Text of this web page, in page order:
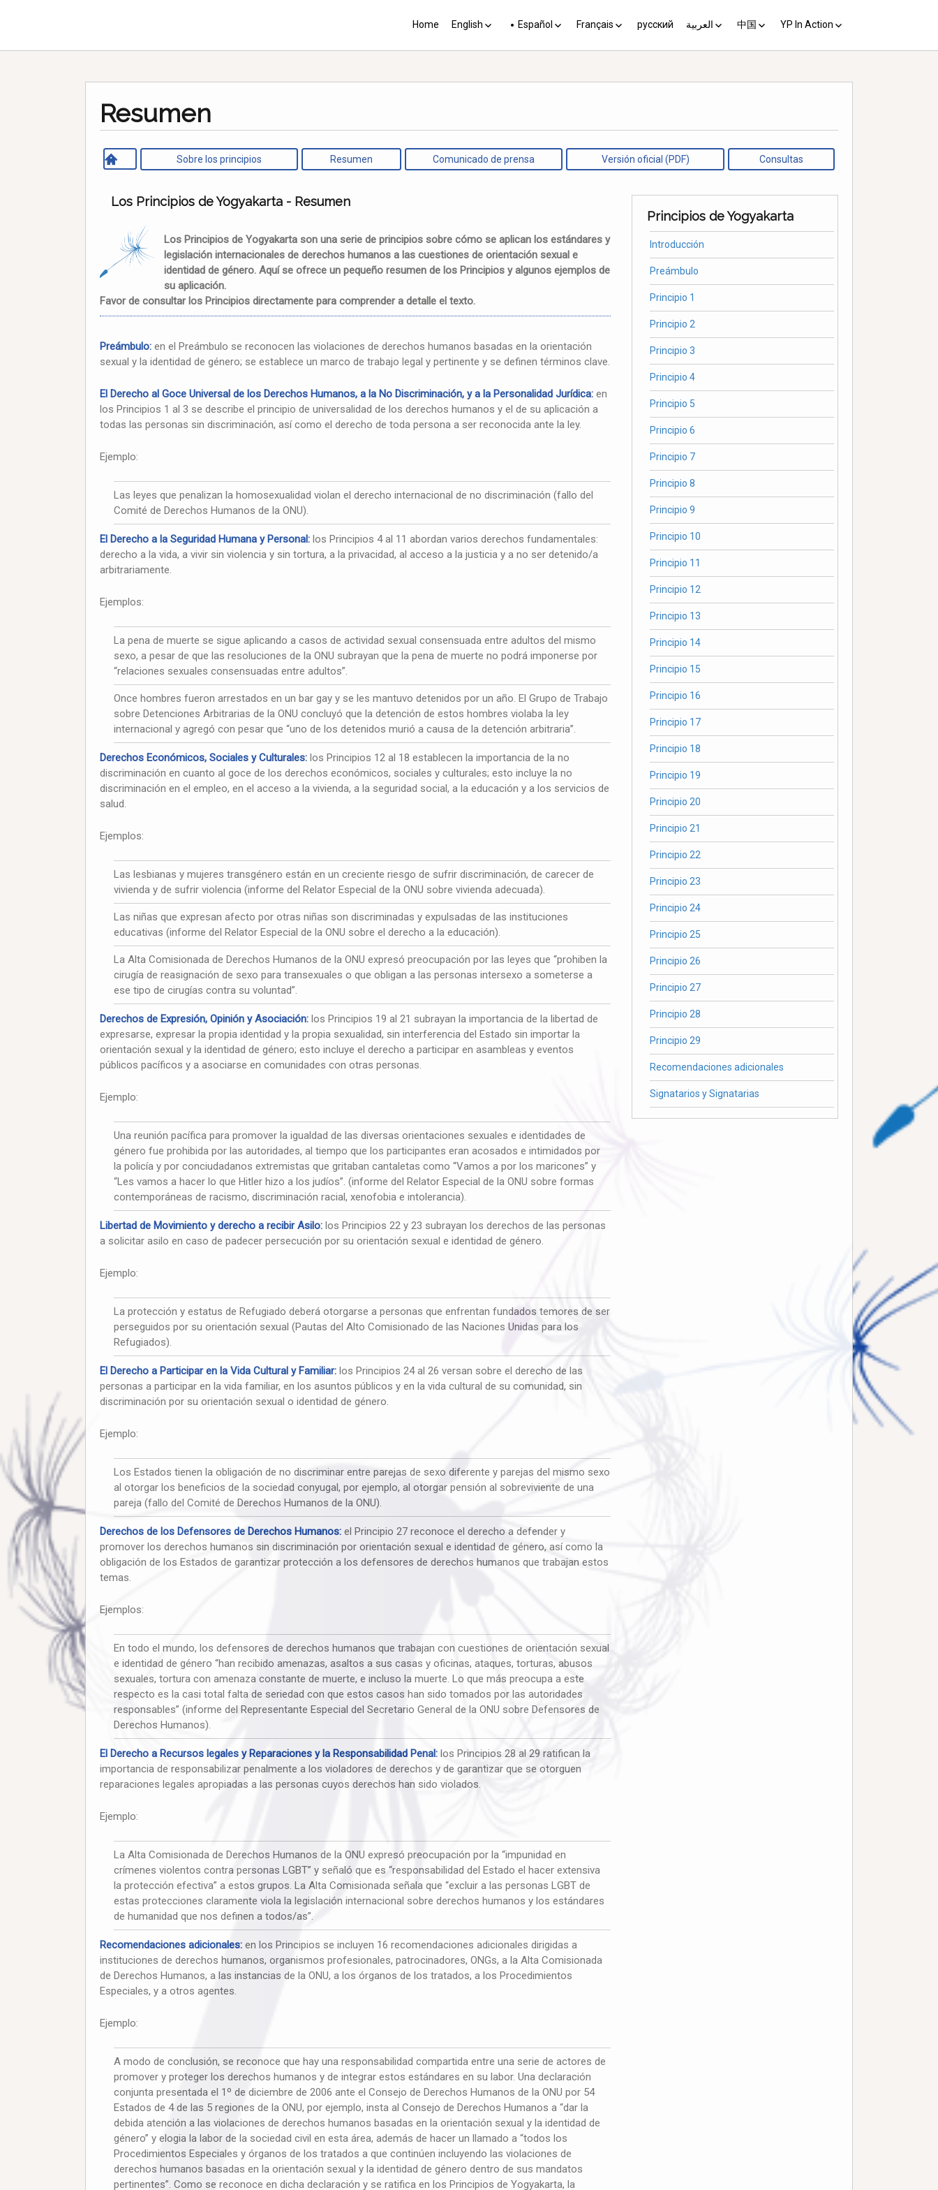
Home English Español Français русский العربية 中国 YP In Action
Download the Guide in your
Resumen
Sobre los principios Resumen Comunicado de prensa Versión oficial (PDF) Consultas
Los Principios de Yogyakarta - Resumen
Los Principios de Yogyakarta son una serie de principios sobre cómo se aplican los estándares y
legislación internacionales de derechos humanos a las cuestiones de orientación sexual e
identidad de género. Aquí se ofrece un pequeño resumen de los Principios y algunos ejemplos de
su aplicación.
Favor de consultar los Principios directamente para comprender a detalle el texto.
Preámbulo: en el Preámbulo se reconocen las violaciones de derechos humanos basadas en la orientación
sexual y la identidad de género; se establece un marco de trabajo legal y pertinente y se definen términos clave.
El Derecho al Goce Universal de los Derechos Humanos, a la No Discriminación, y a la Personalidad Jurídica: en
los Principios 1 al 3 se describe el principio de universalidad de los derechos humanos y el de su aplicación a
todas las personas sin discriminación, así como el derecho de toda persona a ser reconocida ante la ley.
Ejemplo:
Las leyes que penalizan la homosexualidad violan el derecho internacional de no discriminación (fallo del
Comité de Derechos Humanos de la ONU).
El Derecho a la Seguridad Humana y Personal: los Principios 4 al 11 abordan varios derechos fundamentales:
derecho a la vida, a vivir sin violencia y sin tortura, a la privacidad, al acceso a la justicia y a no ser detenido/a
arbitrariamente.
Ejemplos:
La pena de muerte se sigue aplicando a casos de actividad sexual consensuada entre adultos del mismo
sexo, a pesar de que las resoluciones de la ONU subrayan que la pena de muerte no podrá imponerse por
“relaciones sexuales consensuadas entre adultos”.
Once hombres fueron arrestados en un bar gay y se les mantuvo detenidos por un año. El Grupo de Trabajo
sobre Detenciones Arbitrarias de la ONU concluyó que la detención de estos hombres violaba la ley
internacional y agregó con pesar que “uno de los detenidos murió a causa de la detención arbitraria”.
Derechos Económicos, Sociales y Culturales: los Principios 12 al 18 establecen la importancia de la no
discriminación en cuanto al goce de los derechos económicos, sociales y culturales; esto incluye la no
discriminación en el empleo, en el acceso a la vivienda, a la seguridad social, a la educación y a los servicios de
salud.
Ejemplos:
Las lesbianas y mujeres transgénero están en un creciente riesgo de sufrir discriminación, de carecer de
vivienda y de sufrir violencia (informe del Relator Especial de la ONU sobre vivienda adecuada).
Las niñas que expresan afecto por otras niñas son discriminadas y expulsadas de las instituciones
educativas (informe del Relator Especial de la ONU sobre el derecho a la educación).
La Alta Comisionada de Derechos Humanos de la ONU expresó preocupación por las leyes que “prohiben la
cirugía de reasignación de sexo para transexuales o que obligan a las personas intersexo a someterse a
ese tipo de cirugías contra su voluntad”.
Derechos de Expresión, Opinión y Asociación: los Principios 19 al 21 subrayan la importancia de la libertad de
expresarse, expresar la propia identidad y la propia sexualidad, sin interferencia del Estado sin importar la
orientación sexual y la identidad de género; esto incluye el derecho a participar en asambleas y eventos
públicos pacíficos y a asociarse en comunidades con otras personas.
Ejemplo:
Una reunión pacífica para promover la igualdad de las diversas orientaciones sexuales e identidades de
género fue prohibida por las autoridades, al tiempo que los participantes eran acosados e intimidados por
la policía y por conciudadanos extremistas que gritaban cantaletas como “Vamos a por los maricones” y
“Les vamos a hacer lo que Hitler hizo a los judíos”. (informe del Relator Especial de la ONU sobre formas
contemporáneas de racismo, discriminación racial, xenofobia e intolerancia).
Libertad de Movimiento y derecho a recibir Asilo: los Principios 22 y 23 subrayan los derechos de las personas
a solicitar asilo en caso de padecer persecución por su orientación sexual e identidad de género.
Ejemplo:
La protección y estatus de Refugiado deberá otorgarse a personas que enfrentan fundados temores de ser
perseguidos por su orientación sexual (Pautas del Alto Comisionado de las Naciones Unidas para los
Refugiados).
El Derecho a Participar en la Vida Cultural y Familiar: los Principios 24 al 26 versan sobre el derecho de las
personas a participar en la vida familiar, en los asuntos públicos y en la vida cultural de su comunidad, sin
discriminación por su orientación sexual o identidad de género.
Ejemplo:
Los Estados tienen la obligación de no discriminar entre parejas de sexo diferente y parejas del mismo sexo
al otorgar los beneficios de la sociedad conyugal, por ejemplo, al otorgar pensión al sobreviviente de una
pareja (fallo del Comité de Derechos Humanos de la ONU).
Derechos de los Defensores de Derechos Humanos: el Principio 27 reconoce el derecho a defender y
promover los derechos humanos sin discriminación por orientación sexual e identidad de género, así como la
obligación de los Estados de garantizar protección a los defensores de derechos humanos que trabajan estos
temas.
Ejemplos:
En todo el mundo, los defensores de derechos humanos que trabajan con cuestiones de orientación sexual
e identidad de género “han recibido amenazas, asaltos a sus casas y oficinas, ataques, torturas, abusos
sexuales, tortura con amenaza constante de muerte, e incluso la muerte. Lo que más preocupa a este
respecto es la casi total falta de seriedad con que estos casos han sido tomados por las autoridades
responsables” (informe del Representante Especial del Secretario General de la ONU sobre Defensores de
Derechos Humanos).
El Derecho a Recursos legales y Reparaciones y la Responsabilidad Penal: los Principios 28 al 29 ratifican la
importancia de responsabilizar penalmente a los violadores de derechos y de garantizar que se otorguen
reparaciones legales apropiadas a las personas cuyos derechos han sido violados.
Ejemplo:
La Alta Comisionada de Derechos Humanos de la ONU expresó preocupación por la “impunidad en
crímenes violentos contra personas LGBT” y señaló que es “responsabilidad del Estado el hacer extensiva
la protección efectiva” a estos grupos. La Alta Comisionada señala que “excluir a las personas LGBT de
estas protecciones claramente viola la legislación internacional sobre derechos humanos y los estándares
de humanidad que nos definen a todos/as”.
Recomendaciones adicionales: en los Principios se incluyen 16 recomendaciones adicionales dirigidas a
instituciones de derechos humanos, organismos profesionales, patrocinadores, ONGs, a la Alta Comisionada
de Derechos Humanos, a las instancias de la ONU, a los órganos de los tratados, a los Procedimientos
Especiales, y a otros agentes.
Ejemplo:
A modo de conclusión, se reconoce que hay una responsabilidad compartida entre una serie de actores de
promover y proteger los derechos humanos y de integrar estos estándares en su labor. Una declaración
conjunta presentada el 1º de diciembre de 2006 ante el Consejo de Derechos Humanos de la ONU por 54
Estados de 4 de las 5 regiones de la ONU, por ejemplo, insta al Consejo de Derechos Humanos a “dar la
debida atención a las violaciones de derechos humanos basadas en la orientación sexual y la identidad de
género” y elogia la labor de la sociedad civil en esta área, además de hacer un llamado a “todos los
Procedimientos Especiales y órganos de los tratados a que continúen incluyendo las violaciones de
derechos humanos basadas en la orientación sexual y la identidad de género dentro de sus mandatos
pertinentes”. Como se reconoce en dicha declaración y se ratifica en los Principios de Yogyakarta, la
Principios de Yogyakarta
Introducción
Preámbulo
Principio 1
Principio 2
Principio 3
Principio 4
Principio 5
Principio 6
Principio 7
Principio 8
Principio 9
Principio 10
Principio 11
Principio 12
Principio 13
Principio 14
Principio 15
Principio 16
Principio 17
Principio 18
Principio 19
Principio 20
Principio 21
Principio 22
Principio 23
Principio 24
Principio 25
Principio 26
Principio 27
Principio 28
Principio 29
Recomendaciones adicionales
Signatarios y Signatarias